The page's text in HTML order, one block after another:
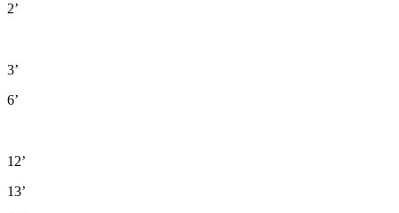
2’
3’
6’
12’
13’